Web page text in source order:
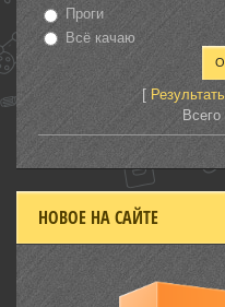
Проги
Всё качаю
[
Всего
НОВОЕ НА САЙТЕ